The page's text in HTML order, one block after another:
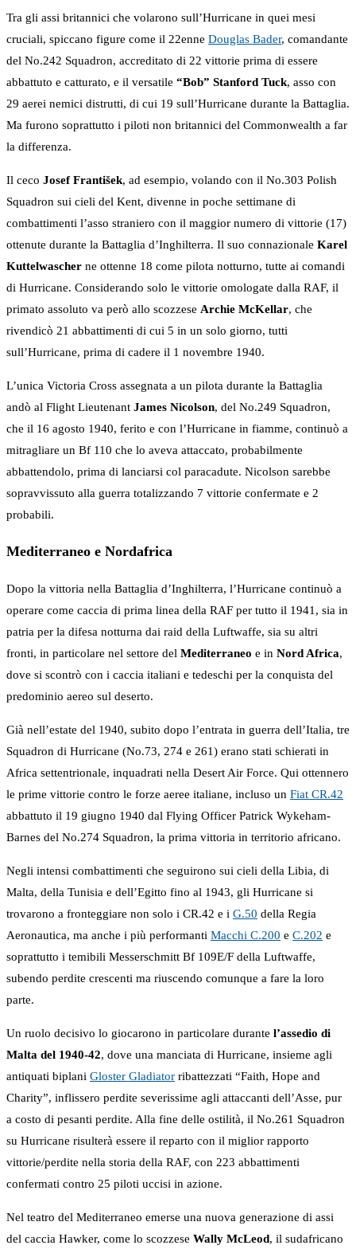
Tra gli assi britannici che volarono sull’Hurricane in quei mesi
cruciali, spiccano figure come il 22enne Douglas Bader, comandante
del No.242 Squadron, accreditato di 22 vittorie prima di essere
abbattuto e catturato, e il versatile “Bob” Stanford Tuck, asso con
29 aerei nemici distrutti, di cui 19 sull’Hurricane durante la Battaglia.
Ma furono soprattutto i piloti non britannici del Commonwealth a far
la differenza.
Il ceco Josef František, ad esempio, volando con il No.303 Polish
Squadron sui cieli del Kent, divenne in poche settimane di
combattimenti l’asso straniero con il maggior numero di vittorie (17)
ottenute durante la Battaglia d’Inghilterra. Il suo connazionale Karel
Kuttelwascher ne ottenne 18 come pilota notturno, tutte ai comandi
di Hurricane. Considerando solo le vittorie omologate dalla RAF, il
primato assoluto va però allo scozzese Archie McKellar, che
rivendicò 21 abbattimenti di cui 5 in un solo giorno, tutti
sull’Hurricane, prima di cadere il 1 novembre 1940.
L’unica Victoria Cross assegnata a un pilota durante la Battaglia
andò al Flight Lieutenant James Nicolson, del No.249 Squadron,
che il 16 agosto 1940, ferito e con l’Hurricane in fiamme, continuò a
mitragliare un Bf 110 che lo aveva attaccato, probabilmente
abbattendolo, prima di lanciarsi col paracadute. Nicolson sarebbe
sopravvissuto alla guerra totalizzando 7 vittorie confermate e 2
probabili.
Mediterraneo e Nordafrica
Dopo la vittoria nella Battaglia d’Inghilterra, l’Hurricane continuò a
operare come caccia di prima linea della RAF per tutto il 1941, sia in
patria per la difesa notturna dai raid della Luftwaffe, sia su altri
fronti, in particolare nel settore del Mediterraneo e in Nord Africa,
dove si scontrò con i caccia italiani e tedeschi per la conquista del
predominio aereo sul deserto.
Già nell’estate del 1940, subito dopo l’entrata in guerra dell’Italia, tre
Squadron di Hurricane (No.73, 274 e 261) erano stati schierati in
Africa settentrionale, inquadrati nella Desert Air Force. Qui ottennero
le prime vittorie contro le forze aeree italiane, incluso un Fiat CR.42
abbattuto il 19 giugno 1940 dal Flying Officer Patrick Wykeham-
Barnes del No.274 Squadron, la prima vittoria in territorio africano.
Negli intensi combattimenti che seguirono sui cieli della Libia, di
Malta, della Tunisia e dell’Egitto fino al 1943, gli Hurricane si
trovarono a fronteggiare non solo i CR.42 e i G.50 della Regia
Aeronautica, ma anche i più performanti Macchi C.200 e C.202 e
soprattutto i temibili Messerschmitt Bf 109E/F della Luftwaffe,
subendo perdite crescenti ma riuscendo comunque a fare la loro
parte.
Un ruolo decisivo lo giocarono in particolare durante l’assedio di
Malta del 1940-42, dove una manciata di Hurricane, insieme agli
antiquati biplani Gloster Gladiator ribattezzati “Faith, Hope and
Charity”, inflissero perdite severissime agli attaccanti dell’Asse, pur
a costo di pesanti perdite. Alla fine delle ostilità, il No.261 Squadron
su Hurricane risulterà essere il reparto con il miglior rapporto
vittorie/perdite nella storia della RAF, con 223 abbattimenti
confermati contro 25 piloti uccisi in azione.
Nel teatro del Mediterraneo emerse una nuova generazione di assi
del caccia Hawker, come lo scozzese Wally McLeod, il sudafricano